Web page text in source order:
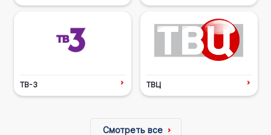
ТВ-3 ТВЦ
Смотреть все